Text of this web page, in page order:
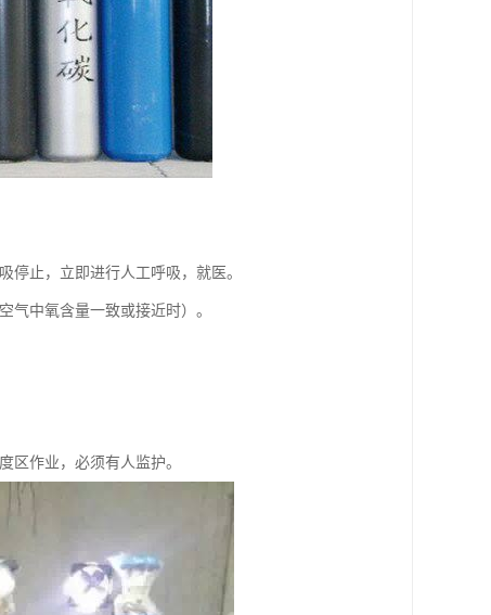
停止，立即进行人工呼吸，就医。
气中氧含量一致或接近时）。
区作业，必须有人监护。